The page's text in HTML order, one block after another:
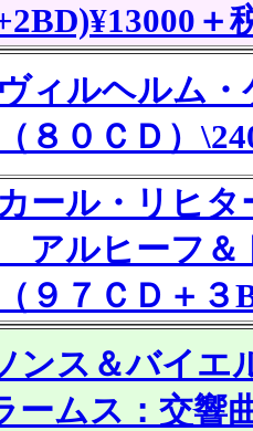
＋
ヴィルヘルム
（８０ＣＤ）
カール・リヒタ
アルヒーフ＆
（９７ＣＤ＋
ンス＆バイエ
ムス：交響